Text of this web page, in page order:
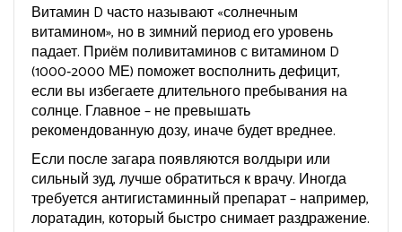
Витамин D часто называют «солнечным
витамином», но в зимний период его уровень
падает. Приём поливитаминов с витамином D
(1000‑2000 МЕ) поможет восполнить дефицит,
если вы избегаете длительного пребывания на
солнце. Главное – не превышать
рекомендованную дозу, иначе будет вреднее.
Если после загара появляются волдыри или
сильный зуд, лучше обратиться к врачу. Иногда
требуется антигистаминный препарат – например,
лоратадин, который быстро снимает раздражение.